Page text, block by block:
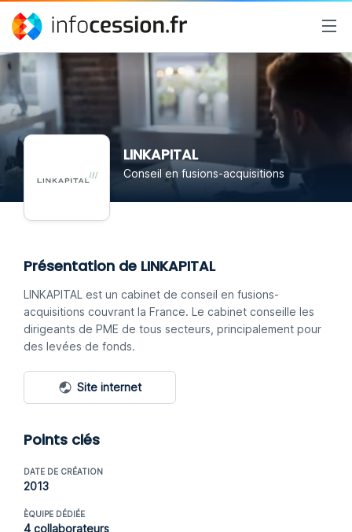
LINKAPITAL
Conseil en fusions-acquisitions
Présentation de LINKAPITAL
LINKAPITAL est un cabinet de conseil en fusions-
acquisitions couvrant la France. Le cabinet conseille les
dirigeants de PME de tous secteurs, principalement pour
des levées de fonds.
Site internet
Points clés
DATE DE CRÉATION
2013
ÈQUIPE DÉDIÉE
4 collaborateurs